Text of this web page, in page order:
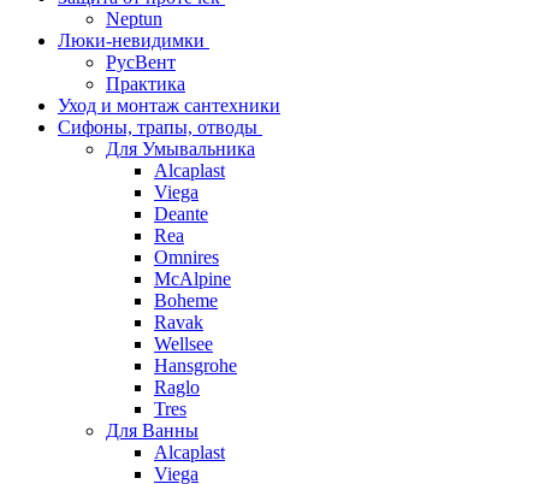
Neptun
Люки-невидимки
РусВент
Практика
Уход и монтаж сантехники
Сифоны, трапы, отводы
Для Умывальника
Alcaplast
Viega
Deante
Rea
Omnires
McAlpine
Boheme
Ravak
Wellsee
Hansgrohe
Raglo
Tres
Для Ванны
Alcaplast
Viega